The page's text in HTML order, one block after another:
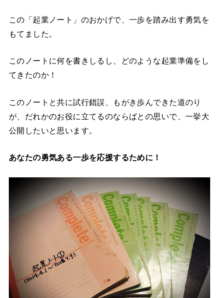
この「起業ノート」のおかげで、一歩を踏み出す勇気を
もてました。
このノートに何を書きしるし、どのような起業準備をし
てきたのか！
このノートと共に試行錯誤、もがき歩んできた道のり
が、だれかのお役に立てるのならばとの思いで、一挙大
公開したいと思います。
あなたの勇気ある一歩を応援するために！